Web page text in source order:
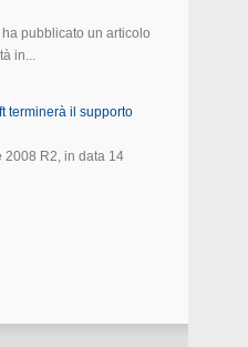
pubblicato un articolo
in...
terminerà il supporto
2008 R2, in data 14